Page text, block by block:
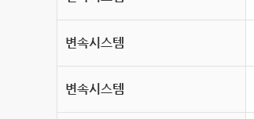
변속시스템
변속시스템